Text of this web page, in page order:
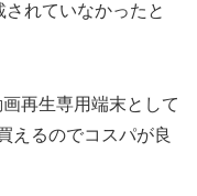
れていなかったと
再生専用端末として
えるのでコスパが良